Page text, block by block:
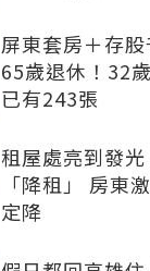
屏東套房＋存
65歲退休！32
已有243張
租屋處亮到發
「降租」 房東
定降